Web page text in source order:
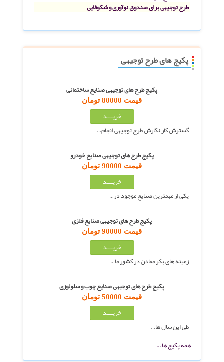
طرح توجیهی برای صندوق نوآوری و شکوفایی
پکیج های طرح توجیهی
پکیج طرح های توجیهی صنایع ساختمانی
قیمت 80000 تومان
گسترش کار نگارش طرح توجیهی انجام…
پکیج طرح های توجیهی صنایع خودرو
قیمت 90000 تومان
یکی از مهمترین صنایع موجود در…
پکیج طرح های توجیهی صنایع فلزی
قیمت 90000 تومان
زمینه های بکر معادن در کشور ما…
پکیج طرح های توجیهی صنایع چوب و سلولوزی
قیمت 50000 تومان
طی این سال ها…
همه پکیج ها ...